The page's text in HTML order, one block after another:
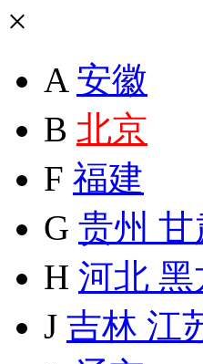
×
A 安徽
B 北京
F 福建
G 贵州 甘
H 河北 黑
J 吉林 江